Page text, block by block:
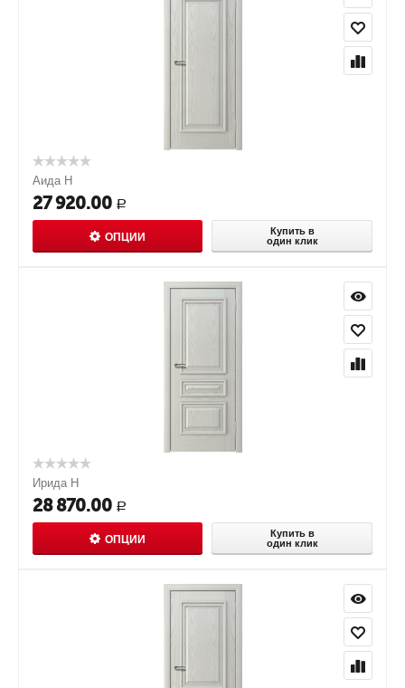
Аида Н
27 920.00 Р
ОПЦИИ
Купить в
один клик
Ирида Н
28 870.00 Р
ОПЦИИ
Купить в
один клик